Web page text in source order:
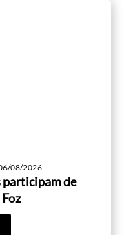
08/2026
participam de